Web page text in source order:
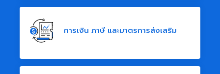
การเงิน ภาษี และมาตรการส่งเสริม